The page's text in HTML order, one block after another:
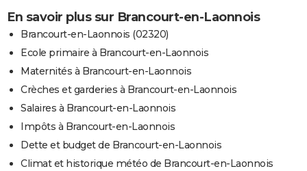
En savoir plus sur Brancourt-en-Laonnois
Brancourt-en-Laonnois (02320)
Ecole primaire à Brancourt-en-Laonnois
Maternités à Brancourt-en-Laonnois
Crèches et garderies à Brancourt-en-Laonnois
Salaires à Brancourt-en-Laonnois
Impôts à Brancourt-en-Laonnois
Dette et budget de Brancourt-en-Laonnois
Climat et historique météo de Brancourt-en-Laonnois